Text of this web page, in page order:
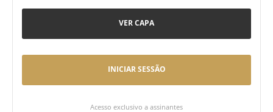
VER CAPA
INICIAR SESSÃO
Acesso exclusivo a assinantes